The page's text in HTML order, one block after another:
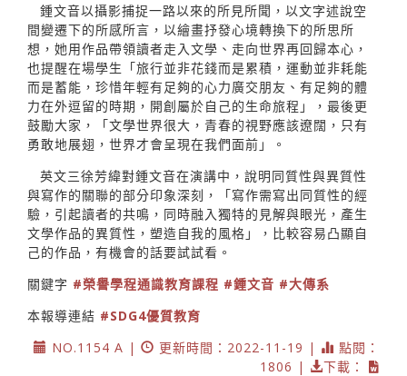
鍾文音以攝影捕捉一路以來的所見所聞，以文字述說空
間變遷下的所感所言，以繪畫抒發心境轉換下的所思所
想，她用作品帶領讀者走入文學、走向世界再回歸本心，
也提醒在場學生「旅行並非花錢而是累積，運動並非耗能
而是蓄能，珍惜年輕有足夠的心力廣交朋友、有足夠的體
力在外逗留的時期，開創屬於自己的生命旅程」，最後更
鼓勵大家，「文學世界很大，青春的視野應該遼闊，只有
勇敢地展翅，世界才會呈現在我們面前」。
英文三徐芳緯對鍾文音在演講中，說明同質性與異質性
與寫作的關聯的部分印象深刻，「寫作需寫出同質性的經
驗，引起讀者的共鳴，同時融入獨特的見解與眼光，產生
文學作品的異質性，塑造自我的風格」，比較容易凸顯自
己的作品，有機會的話要試試看。
關鍵字 #榮譽學程通識教育課程 #鍾文音 #大傳系
本報導連結 #SDG4優質教育
NO.1154 A |
更新時間：2022-11-19 |
點閱：
1806 |
下載：